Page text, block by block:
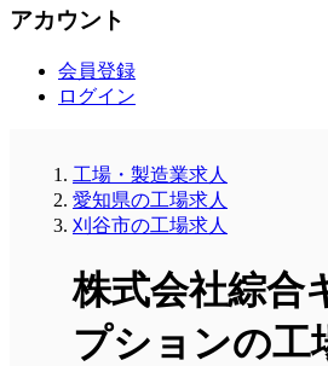
アカウント
会員登録
ログイン
工場・製造業求人
愛知県の工場求人
刈谷市の工場求人
株式会社綜合
プションの工